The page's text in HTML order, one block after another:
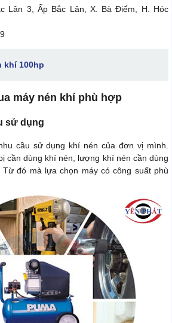
Lân 3, Ấp Bắc Lân, X. Bà Điểm, H. Hóc
khí 100hp
máy nén khí phù hợp
sử dụng
cầu sử dụng khí nén của đơn vị mình.
cần dùng khí nén, lượng khí nén cần dùng
đó mà lựa chọn máy có công suất phù